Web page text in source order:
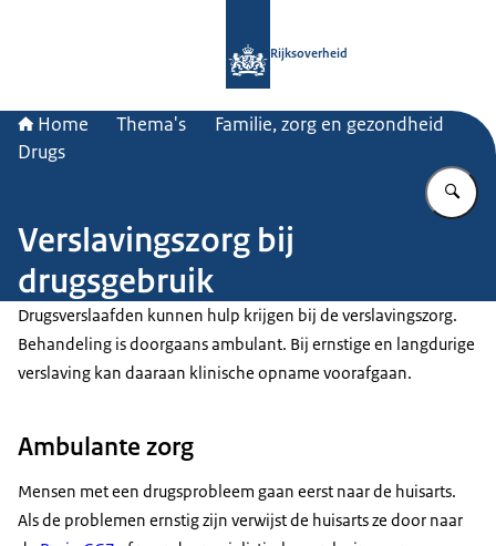
Rijksoverheid
Home Thema's
Familie, zorg en gezondheid
Drugs
Verslavingszorg bij
drugsgebruik
Drugsverslaafden kunnen hulp krijgen bij de verslavingszorg.
Behandeling is doorgaans ambulant. Bij ernstige en langdurige
verslaving kan daaraan klinische opname voorafgaan.
Ambulante zorg
Mensen met een drugsprobleem gaan eerst naar de huisarts.
Als de problemen ernstig zijn verwijst de huisarts ze door naar